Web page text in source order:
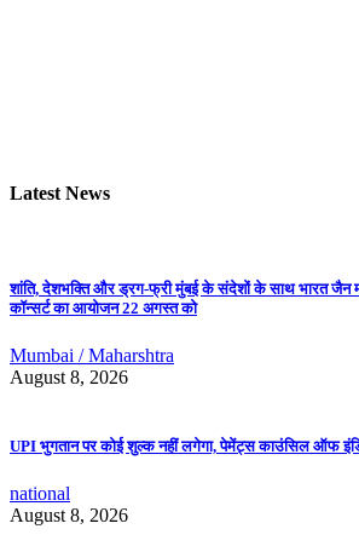
Latest News
शांति, देशभक्ति और ड्रग-फ्री मुंबई के संदेशों के साथ भारत
कॉन्सर्ट का आयोजन 22 अगस्त को
Mumbai / Maharshtra
August 8, 2026
UPI भुगतान पर कोई शुल्क नहीं लगेगा, पेमेंट्स काउंसिल ऑफ
national
August 8, 2026